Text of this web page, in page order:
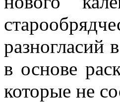
разногласий
в основе
которые не